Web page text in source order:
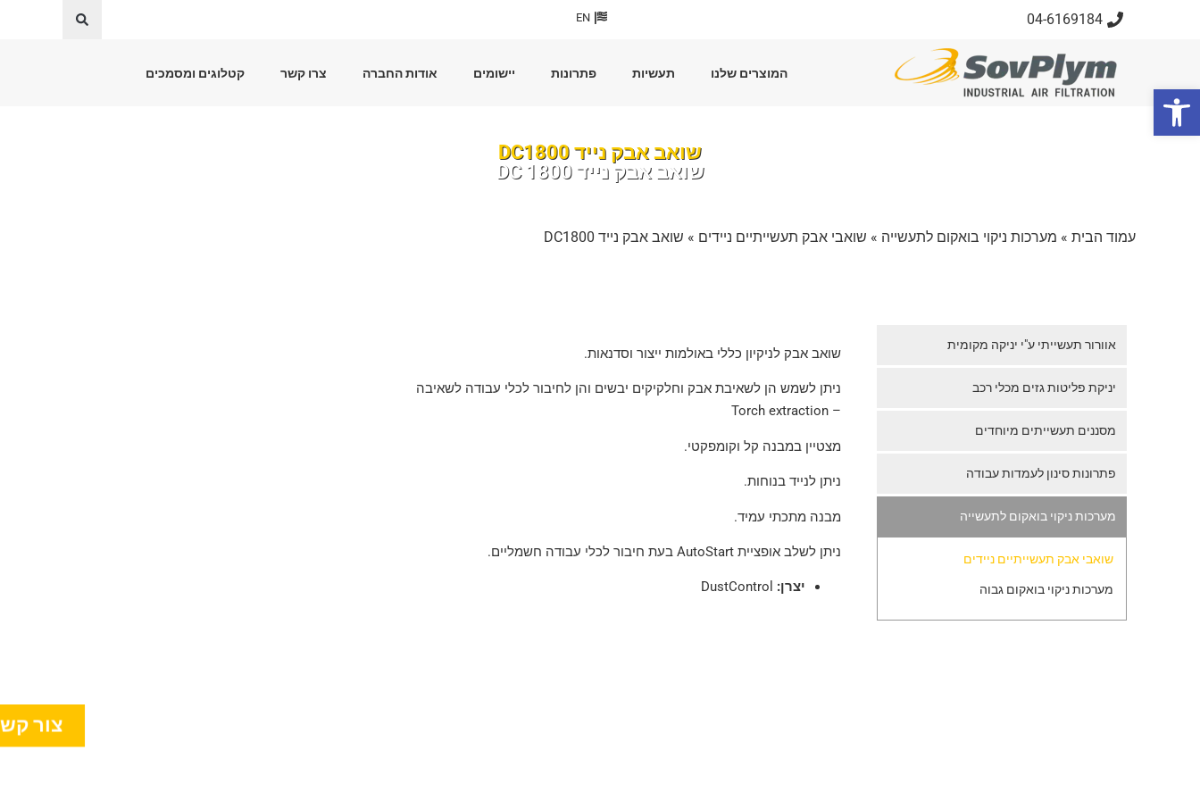
04-6169184
EN
המוצרים שלנו תעשיות פתרונות יישומים אודות החברה צרו קשר קטלוגים ומסמכים
שואב אבק נייד DC1800
שואב אבק נייד DC 1800
עמוד הבית » מערכות ניקוי בואקום לתעשייה » שואבי אבק תעשייתיים ניידים » שואב אבק נייד DC1800
אוורור תעשייתי ע"י יניקה מקומית
יניקת פליטות גזים מכלי רכב
מסננים תעשייתים מיוחדים
פתרונות סינון לעמדות עבודה
מערכות ניקוי בואקום לתעשייה
שואבי אבק תעשייתיים ניידים
מערכות ניקוי בואקום גבוה
שואב אבק לניקיון כללי באולמות ייצור וסדנאות.
ניתן לשמש הן לשאיבת אבק וחלקיקים יבשים והן לחיבור לכלי עבודה לשאיבה
– Torch extraction
מצטיין במבנה קל וקומפקטי.
ניתן לנייד בנוחות.
מבנה מתכתי עמיד.
ניתן לשלב אופציית AutoStart בעת חיבור לכלי עבודה חשמליים.
יצרן:
צור
פתח סרגל נגישות